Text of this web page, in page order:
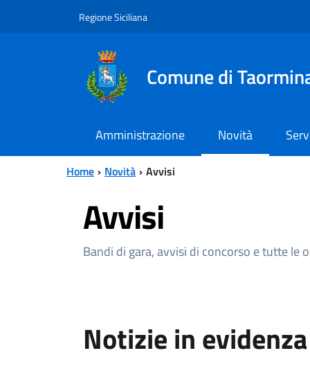
Regione Siciliana
Comune di
Amministrazione Novità
Home Novità Avvisi
Avvisi
Bandi di gara, avvisi di concorso e tutte le
Notizie in evidenza